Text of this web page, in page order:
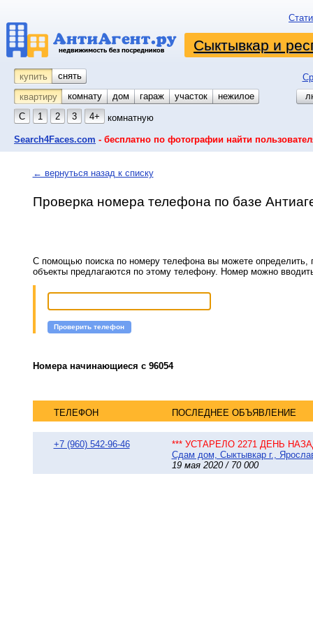
Сыктывкар и
купить снять
квартиру
комнату койко-место
дом гараж участок
нежилое
С
1 2 3 4+ комнатную
Search4Faces.com - бесплатно по фотографии найти
← вернуться назад к списку
Проверка номера телефона по базе
С помощью поиска по номеру телефона вы можете определить,
объекты предлагаются по этому телефону. Номер можно
Проверить телефон
Номера начинающиеся с 96054
ТЕЛЕФОН ПОСЛЕДНЕЕ ОБЪЯВЛЕНИЕ
+7 (960) 542-96-46
*** УСТАРЕЛО 2271 ДЕНЬ
Сдам дом, Сыктывкар г.,
19 мая 2020 / 70 000